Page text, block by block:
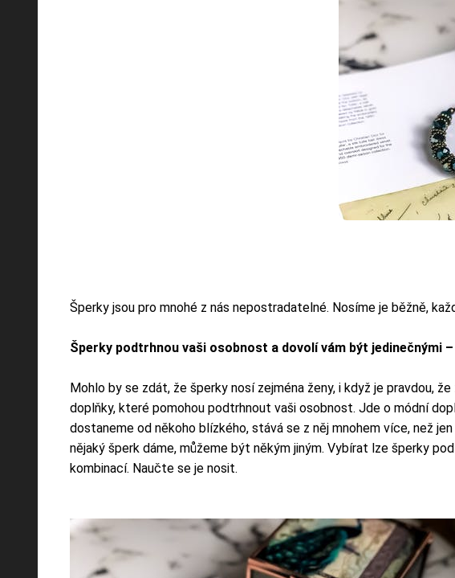
Šperky jsou pro mnohé z nás nepostradatelné. Nosíme je běžně,
Šperky podtrhnou vaši osobnost a dovolí vám být jedinečnými
Mohlo by se zdát, že šperky nosí zejména ženy, i když je pravdou,
doplňky, které pomohou podtrhnout vaši osobnost. Jde o módní
dostaneme od někoho blízkého, stává se z něj mnohem více, než
nějaký šperk dáme, můžeme být někým jiným. Vybírat lze šperky
kombinací. Naučte se je nosit.